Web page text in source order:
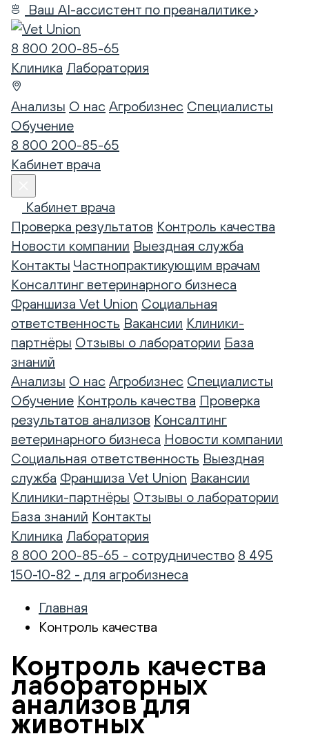
Ваш AI-ассистент по преаналитике
8 800 200-85-65
Клиника Лаборатория
Анализы О нас Агробизнес Специалисты
Обучение
8 800 200-85-65
Кабинет врача
Кабинет врача
Проверка результатов Контроль качества
Новости компании Выездная служба
Контакты Частнопрактикующим врачам
Консалтинг ветеринарного бизнеса
Франшиза Vet Union Социальная
ответственность Вакансии Клиники-
партнёры Отзывы о лаборатории База
знаний
Анализы О нас Агробизнес Специалисты
Обучение Контроль качества Проверка
результатов анализов Консалтинг
ветеринарного бизнеса Новости компании
Социальная ответственность Выездная
служба Франшиза Vet Union Вакансии
Клиники-партнёры Отзывы о лаборатории
База знаний Контакты
Клиника Лаборатория
8 800 200-85-65 - сотрудничество 8 495
150-10-82 - для агробизнеса
Главная
Контроль качества
Контроль качества
лабораторных
анализов для
животных